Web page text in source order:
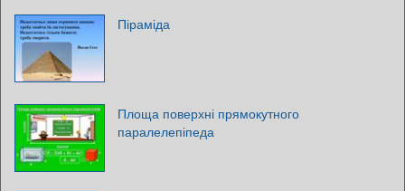
Піраміда
Площа поверхні прямокутного
паралелепіпеда